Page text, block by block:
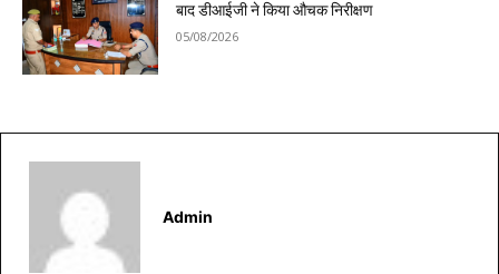
बाद डीआईजी ने किया औचक निरीक्षण
05/08/2026
Admin